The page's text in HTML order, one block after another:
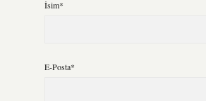
İsim*
E-Posta*